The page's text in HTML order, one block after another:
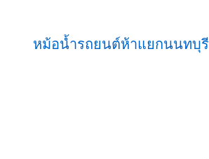
หม้อน้ำรถยนต์ห้าแยกนนทบุรี